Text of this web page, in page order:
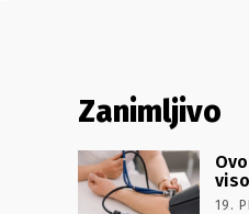
Zanimljivo
19.